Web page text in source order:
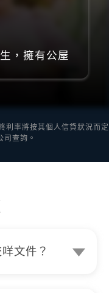
，擁有私人物業
利率將按其個人信貸狀況而定
司查詢。
文件？